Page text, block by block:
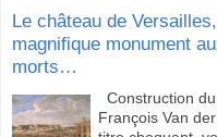
Le château de
magnifique monument
morts…
Construction
François Van